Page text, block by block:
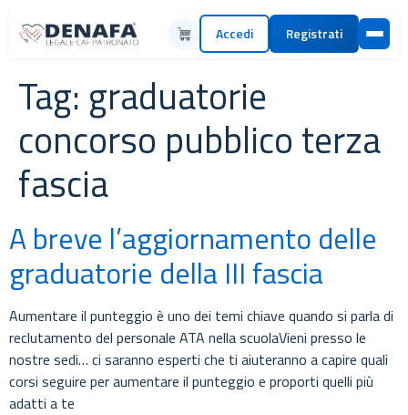
Accedi Registrati
Tag: graduatorie
concorso pubblico terza
fascia
A breve l’aggiornamento delle
graduatorie della III fascia
Aumentare il punteggio è uno dei temi chiave quando si parla di
reclutamento del personale ATA nella scuolaVieni presso le
nostre sedi… ci saranno esperti che ti aiuteranno a capire quali
corsi seguire per aumentare il punteggio e proporti quelli più
adatti a te